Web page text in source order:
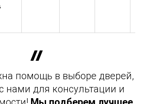
помощь в выборе дверей,
нами для консультации и